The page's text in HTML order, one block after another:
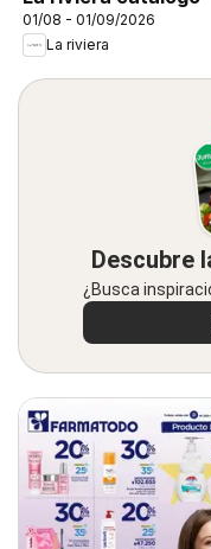
01/08 - 01/09/2026
La riviera
Descubre
¿Busca